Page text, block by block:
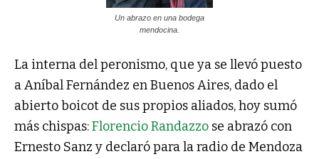
Un abrazo en una bodega
mendocina.
La interna del peronismo, que ya se llevó puesto
a Aníbal Fernández en Buenos Aires, dado el
abierto boicot de sus propios aliados, hoy sumó
más chispas:Florencio Randazzo se abrazó con
Ernesto Sanz y declaró para la radio de Mendoza